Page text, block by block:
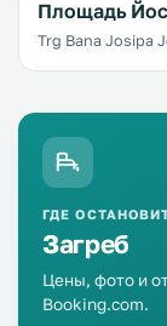
Площадь
Trg Bana Josipa
ГДЕ
Загреб
Цены, фото и
Booking.com.